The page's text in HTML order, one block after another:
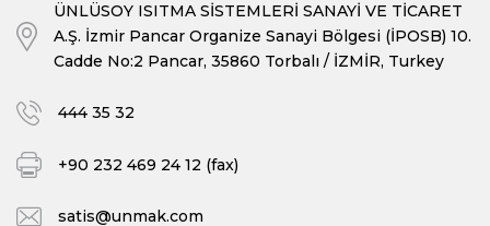
ÜNLÜSOY ISITMA SİSTEMLERİ SANAYİ VE TİCARET
A.Ş. İzmir Pancar Organize Sanayi Bölgesi (İPOSB) 10.
Cadde No:2 Pancar, 35860 Torbalı / İZMİR, Turkey
444 35 32
+90 232 469 24 12 (fax)
satis@unmak.com